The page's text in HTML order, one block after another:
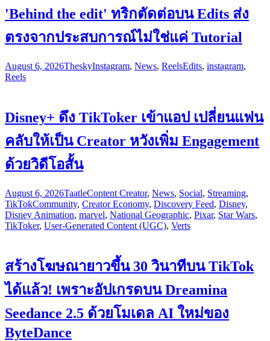
'Behind the edit' ทริกตัดต่อบน Edits ส่ง
ตรงจากประสบการณ์ไม่ใช่แค่ Tutorial
August 6, 2026TheskyInstagram, News, ReelsEdits, instagram,
Reels
Disney+ ดึง TikToker เข้าแอป เปลี่ยนแฟน
คลับให้เป็น Creator หวังเพิ่ม Engagement
ด้วยวิดีโอสั้น
August 6, 2026TaatleContent Creator, News, Social, Streaming,
TikTokCommunity, Creator Economy, Discovery Feed, Disney,
Disney Animation, marvel, National Geographic, Pixar, Star Wars,
TikToker, User-Generated Content (UGC), Verts
สร้างโฆษณายาวขึ้น 30 วินาทีบน TikTok
ได้แล้ว! เพราะอัปเกรดบน Dreamina
Seedance 2.5 ด้วยโมเดล AI ใหม่ของ
ByteDance